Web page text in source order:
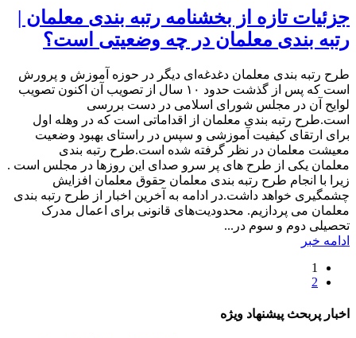
جزئیات تازه از بخشنامه رتبه بندی معلمان |
رتبه بندی معلمان در چه وضعیتی است؟
طرح رتبه بندی معلمان دغدغه‌ای دیگر در حوزه آموزش و پرورش
است که پس از گذشت حدود ۱۰ سال از تصویب آن اکنون تصویب
لوایح آن در مجلس شورای اسلامی در دست بررسی
است.طرح رتبه بندی معلمان از اقداماتی است که در وهله اول
برای ارتقای کیفیت آموزشی و سپس در راستای بهبود وضعیت
معیشت معلمان در نظر گرفته شده است.طرح رتبه بندی
معلمان یکی از طرح های پر سرو صدای این روزها در مجلس است .
زیرا با انجام طرح رتبه بندی معلمان حقوق معلمان افزایش
چشمگیری خواهد داشت.در ادامه به آخرین اخبار از طرح رتبه بندی
معلمان می پردازیم. محدودیت‌های قانونی برای اعمال مدرک
تحصیلی دوم و سوم در...
ادامه خبر
1
2
اخبار پربحث پیشنهاد ویژه